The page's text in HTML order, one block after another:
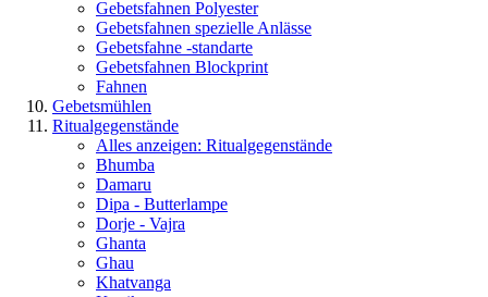
Gebetsfahnen Polyester
Gebetsfahnen spezielle Anlässe
Gebetsfahne -standarte
Gebetsfahnen Blockprint
Fahnen
Gebetsmühlen
Ritualgegenstände
Alles anzeigen: Ritualgegenstände
Bhumba
Damaru
Dipa - Butterlampe
Dorje - Vajra
Ghanta
Ghau
Khatvanga